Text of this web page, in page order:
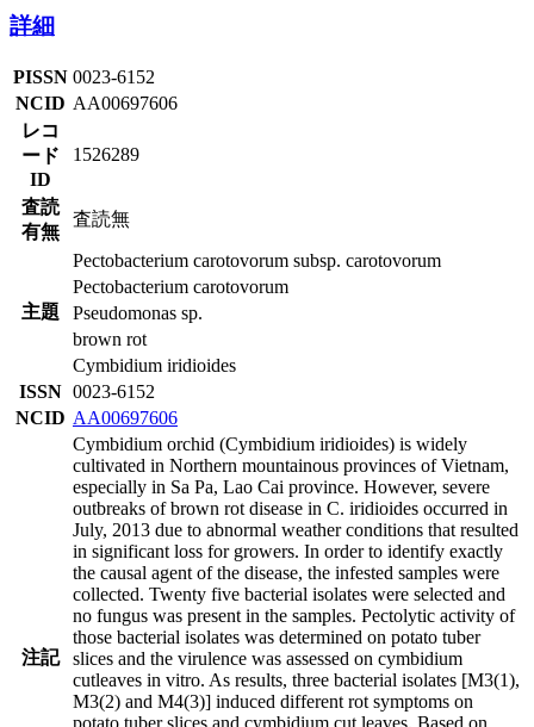
詳細
PISSN 0023-6152
NCID AA00697606
レコ
ード
ID
1526289
査読
有無
査読無
主題
Pectobacterium carotovorum subsp. carotovorum
Pectobacterium carotovorum
Pseudomonas sp.
brown rot
Cymbidium iridioides
ISSN 0023-6152
NCID AA00697606
注記
Cymbidium orchid (Cymbidium iridioides) is widely
cultivated in Northern mountainous provinces of Vietnam,
especially in Sa Pa, Lao Cai province. However, severe
outbreaks of brown rot disease in C. iridioides occurred in
July, 2013 due to abnormal weather conditions that resulted
in significant loss for growers. In order to identify exactly
the causal agent of the disease, the infested samples were
collected. Twenty five bacterial isolates were selected and
no fungus was present in the samples. Pectolytic activity of
those bacterial isolates was determined on potato tuber
slices and the virulence was assessed on cymbidium
cutleaves in vitro. As results, three bacterial isolates [M3(1),
M3(2) and M4(3)] induced different rot symptoms on